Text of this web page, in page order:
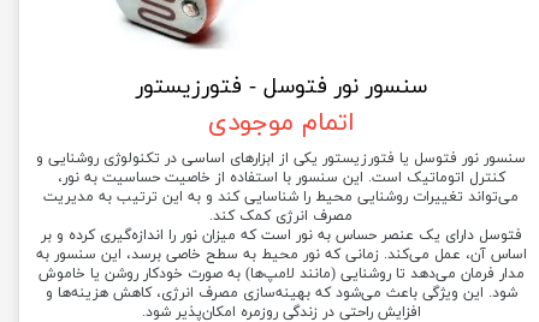
سنسور نور فتوسل - فتورزیستور
اتمام موجودی
سنسور نور فتوسل یا فتورزیستور یکی از ابزارهای اساسی در تکنولوژی روشنایی و
کنترل اتوماتیک است. این سنسور با استفاده از خاصیت حساسیت به نور،
می‌تواند تغییرات روشنایی محیط را شناسایی کند و به این ترتیب به مدیریت
مصرف انرژی کمک کند.
فتوسل دارای یک عنصر حساس به نور است که میزان نور را اندازه‌گیری کرده و بر
اساس آن، عمل می‌کند. زمانی که نور محیط به سطح خاصی برسد، این سنسور به
مدار فرمان می‌دهد تا روشنایی (مانند لامپ‌ها) به صورت خودکار روشن یا خاموش
شود. این ویژگی باعث می‌شود که بهینه‌سازی مصرف انرژی، کاهش هزینه‌ها و
افزایش راحتی در زندگی روزمره امکان‌پذیر شود.